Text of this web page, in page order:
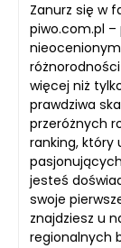
Zanurz się w
piwo.com.pl
więcej niż
prawdziwa
przeróżnych
ranking, który
jesteś
swoje
znajdziesz u
regionalnych